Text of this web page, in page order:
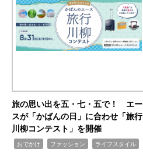
旅の思い出を五・七・五で！ エー
スが「かばんの日」に合わせ「旅行
川柳コンテスト」を開催
おでかけ ファッション ライフスタイル